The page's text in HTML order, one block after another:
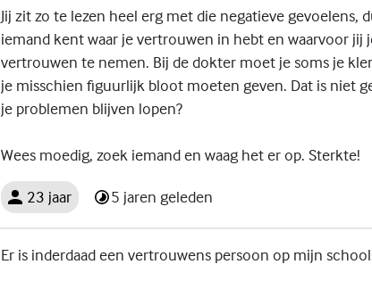
Jij zit zo te lezen heel erg met die negatieve gevoelens,
iemand kent waar je vertrouwen in hebt en waarvoor jij
vertrouwen te nemen. Bij de dokter moet je soms je
je misschien figuurlijk bloot moeten geven. Dat is niet
je problemen blijven lopen?
Wees moedig, zoek iemand en waag het er op. Sterkte!
23 jaar 5 jaren geleden
Er is inderdaad een vertrouwens persoon op mijn